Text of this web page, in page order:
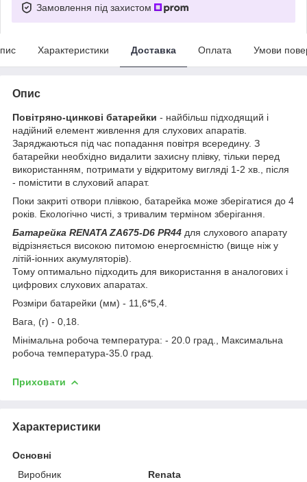
Замовлення під захистом
Характеристики Доставка Оплата Умови
Опис
Повітряно-цинкові батарейки - найбільш підходящий і
надійний елемент живлення для слухових апаратів.
Заряджаються під час попадання повітря всередину. З
батарейки необхідно видалити захисну плівку, тільки перед
використанням, потримати у відкритому вигляді 1-2 хв., після
- помістити в слуховий апарат.
Поки закриті отвори плівкою, батарейка може зберігатися до 4
років. Екологічно чисті, з тривалим терміном зберігання.
Батарейка RENATA ZA675-D6 PR44 для слухового апарату
відрізняється високою питомою енергоємністю (вище ніж у
літій-іонних акумуляторів).
Тому оптимально підходить для використання в аналогових і
цифрових слухових апаратах.
Розміри батарейки (мм) - 11,6*5,4.
Вага, (г) - 0,18.
Мінімальна робоча температура: - 20.0 град., Максимальна
робоча температура-35.0 град.
Приховати
Характеристики
Основні
Виробник
Renata